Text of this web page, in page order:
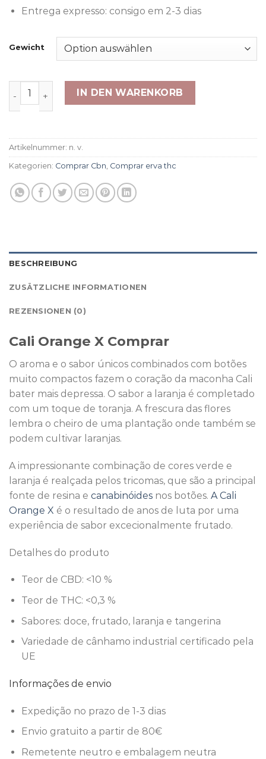
Entrega expresso: consigo em 2-3 dias
Gewicht
Cali Orange X MengeIN DEN WARENKORB
Artikelnummer: n. v.
Kategorien: Comprar Cbn Comprar erva thc
BESCHREIBUNG
ZUSÄTZLICHE INFORMATIONEN
REZENSIONEN (0)
Cali Orange X Comprar
O aroma e o sabor únicos combinados com botões
muito compactos fazem o coração da maconha Cali
bater mais depressa. O sabor a laranja é completado
com um toque de toranja. A frescura das flores
lembra o cheiro de uma plantação onde também se
podem cultivar laranjas.
A impressionante combinação de cores verde e
laranja é realçada pelos tricomas, que são a principal
fonte de resina e canabinóides nos botões. A Cali
Orange X é o resultado de anos de luta por uma
experiência de sabor excecionalmente frutado.
Detalhes do produto
Teor de CBD: <10 %
Teor de THC: <0,3 %
Sabores: doce, frutado, laranja e tangerina
Variedade de cânhamo industrial certificado pela
UE
Informações de envio
Expedição no prazo de 1-3 dias
Envio gratuito a partir de 80€
Remetente neutro e embalagem neutra